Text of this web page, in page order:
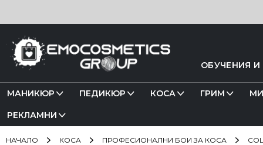
Прескачане
към
съдържанието
ОБУЧЕНИЯ
МАНИКЮР ПЕДИКЮР КОСА ГРИМ
РЕКЛАМНИ
НАЧАЛО КОСА ПРОФЕСИОНАЛНИ БОИ ЗА КОСА